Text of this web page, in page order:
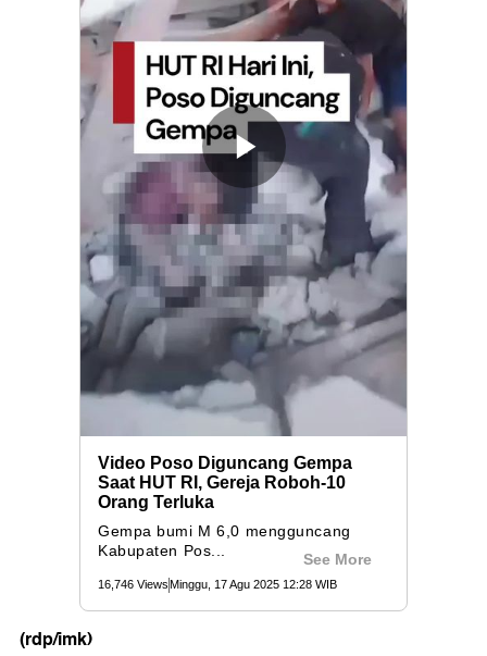
(rdp/imk)